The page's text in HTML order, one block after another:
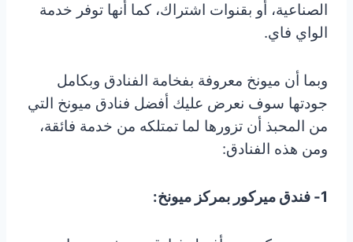
الصناعية، أو بقنوات اشتراك، كما أنها توفر خدمة
الواي فاي.
وبما أن ميونخ معروفة بفخامة الفنادق وبكامل
جودتها سوف نعرض عليك أفضل فنادق ميونخ التي
من المحبذ أن تزورها لما تمتلكه من خدمة فائقة،
ومن هذه الفنادق:
1- فندق ميركور بمركز ميونخ: